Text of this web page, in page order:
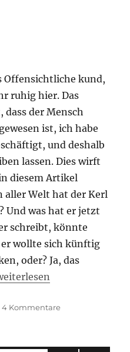
Offensichtliche kund,
ruhig hier. Das
der Mensch
ist, ich habe
und deshalb
lassen. Dies wirft
diesem Artikel
aller Welt hat der Kerl
Und was hat er jetzt
schreibt, könnte
wollte sich künftig
oder? Ja, das
da…“
4 Kommentarezu